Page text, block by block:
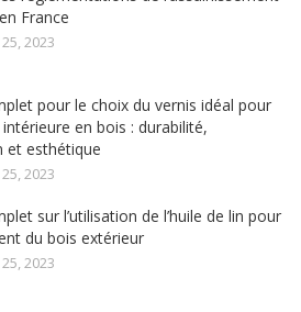
France
2023
pour le choix du vernis idéal pour
en bois : durabilité,
et esthétique
2023
sur l’utilisation de l’huile de lin pour
du bois extérieur
2023